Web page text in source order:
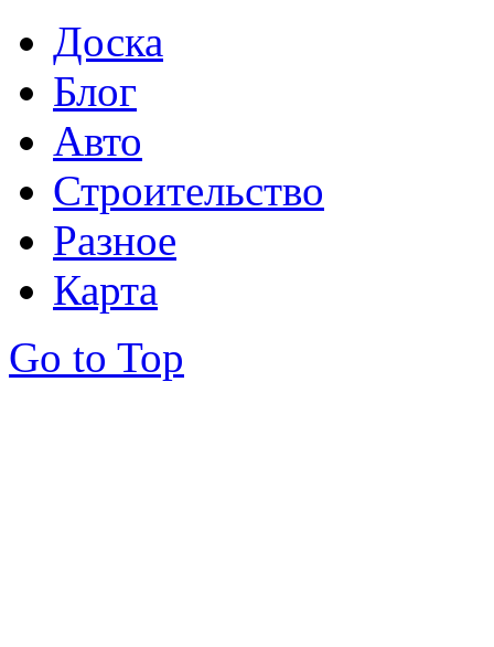
Доска
Блог
Авто
Строительство
Разное
Карта
Go to Top